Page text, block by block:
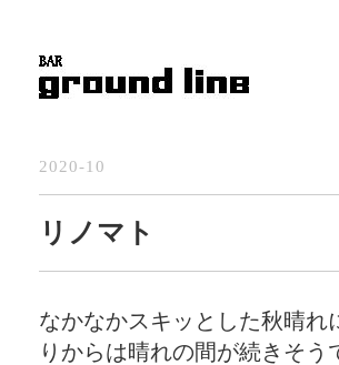
2020-10
リノマト
なかなかスキッとした秋晴れ
りからは晴れの間が続きそう